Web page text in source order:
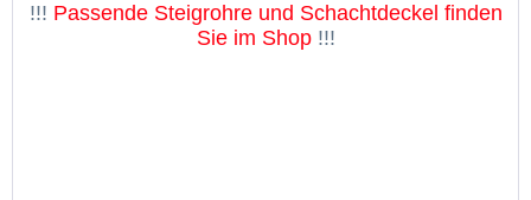
!!! Passende Steigrohre und Schachtdeckel finden
Sie im Shop!!!